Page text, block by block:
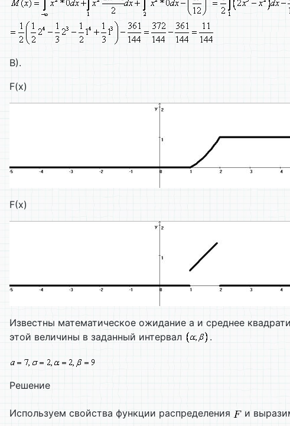
В).
F(x)
F(х)
Известны математическое ожидание а и среднее
этой величины в заданный интервал
.
Решение
Используем свойства функции распределения и